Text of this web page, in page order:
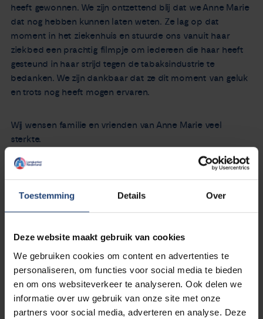
Toestemming Details Over
Deze website maakt gebruik van cookies
We gebruiken cookies om content en advertenties te
personaliseren, om functies voor social media te bieden
en om ons websiteverkeer te analyseren. Ook delen we
informatie over uw gebruik van onze site met onze
partners voor social media, adverteren en analyse. Deze
heeft gewonnen. We zijn ontzettend blij dat we Anne Marie
dat nog hebben kunnen laten weten. Ze lag op dat
moment in het ziekenhuis en stuurde ons vanuit haar
ziekbed een prachtig filmpje om iedereen die haar heeft
gesteund in haar strijd tegen de tabaksindustrie te
bedanken. We zijn dankbaar dat ze dit moment van geluk
en trots nog heeft mogen ervaren.
Wij wensen familie en vrienden van Anne Marie veel
sterkte.
Team Longkanker Nederland